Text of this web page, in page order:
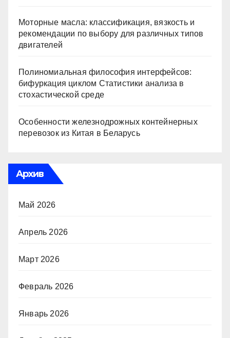
Моторные масла: классификация, вязкость и
рекомендации по выбору для различных типов
двигателей
Полиномиальная философия интерфейсов:
бифуркация циклом Статистики анализа в
стохастической среде
Особенности железнодрожных контейнерных
перевозок из Китая в Беларусь
Архив
Май 2026
Апрель 2026
Март 2026
Февраль 2026
Январь 2026